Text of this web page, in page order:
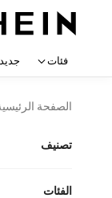
فئات
الصفحة
تصنيف
الفئات